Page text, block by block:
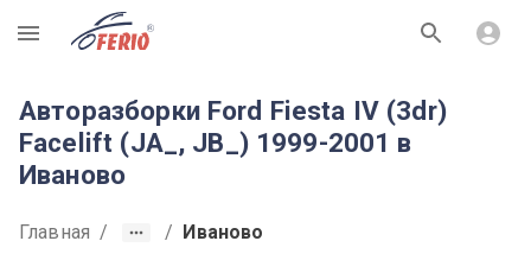
R
Авторазборки Ford Fiesta IV (3dr)
Facelift (JA_, JB_) 1999-2001 в
Иваново
Главная / / Иваново